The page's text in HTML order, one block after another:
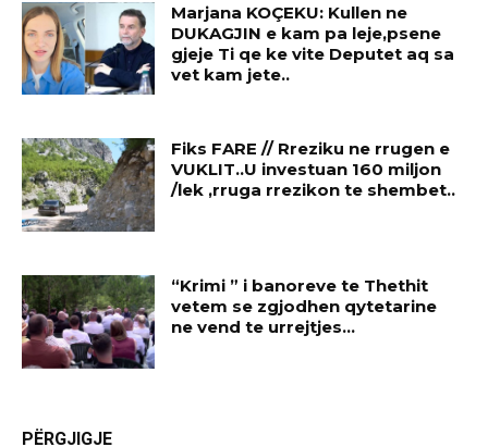
Marjana KOÇEKU: Kullen ne
DUKAGJIN e kam pa leje,psene
gjeje Ti qe ke vite Deputet aq sa
vet kam jete..
Fiks FARE // Rreziku ne rrugen e
VUKLIT..U investuan 160 miljon
/lek ,rruga rrezikon te shembet..
“Krimi ” i banoreve te Thethit
vetem se zgjodhen qytetarine
ne vend te urrejtjes…
PËRGJIGJE